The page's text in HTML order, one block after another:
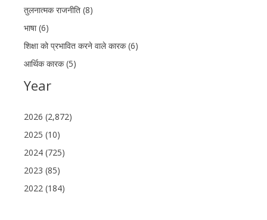
तुलनात्मक राजनीति (8)
भाषा (6)
शिक्षा को प्रभावित करने वाले कारक (6)
आर्थिक कारक (5)
Year
2026 (2,872)
2025 (10)
2024 (725)
2023 (85)
2022 (184)